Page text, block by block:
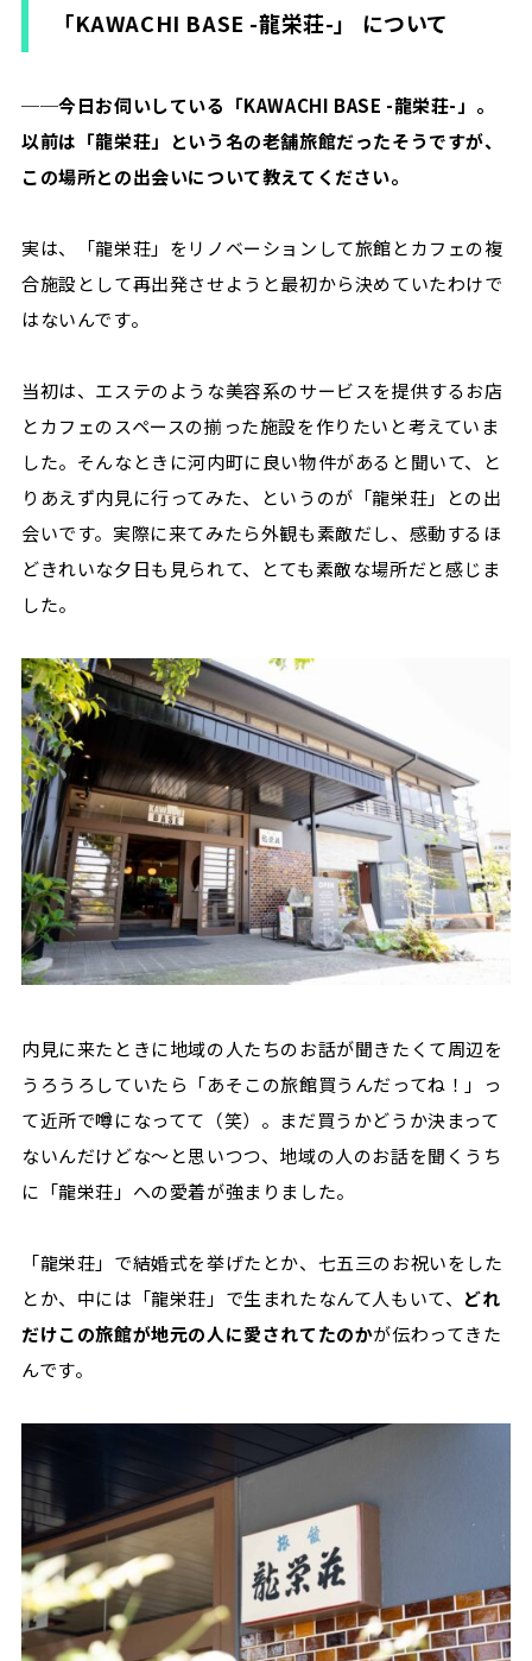
「KAWACHI BASE -龍栄荘-」 について
──今日お伺いしている「KAWACHI BASE -龍栄荘-」。
以前は「龍栄荘」という名の老舗旅館だったそうですが、
この場所との出会いについて教えてください。
実は、「龍栄荘」をリノベーションして旅館とカフェの複
合施設として再出発させようと最初から決めていたわけで
はないんです。
当初は、エステのような美容系のサービスを提供するお店
とカフェのスペースの揃った施設を作りたいと考えていま
した。そんなときに河内町に良い物件があると聞いて、と
りあえず内見に行ってみた、というのが「龍栄荘」との出
会いです。実際に来てみたら外観も素敵だし、感動するほ
どきれいな夕日も見られて、とても素敵な場所だと感じま
した。
内見に来たときに地域の人たちのお話が聞きたくて周辺を
うろうろしていたら「あそこの旅館買うんだってね！」っ
て近所で噂になってて（笑）。まだ買うかどうか決まって
ないんだけどな～と思いつつ、地域の人のお話を聞くうち
に「龍栄荘」への愛着が強まりました。
「龍栄荘」で結婚式を挙げたとか、七五三のお祝いをした
とか、中には「龍栄荘」で生まれたなんて人もいて、 どれ
だけこの旅館が地元の人に愛されてたのかが伝わってきた
んです。